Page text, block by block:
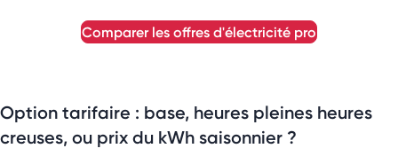
comparer les offres d'électricité pro
Option tarifaire : base, heures pleines heures
creuses, ou prix du kWh saisonnier ?